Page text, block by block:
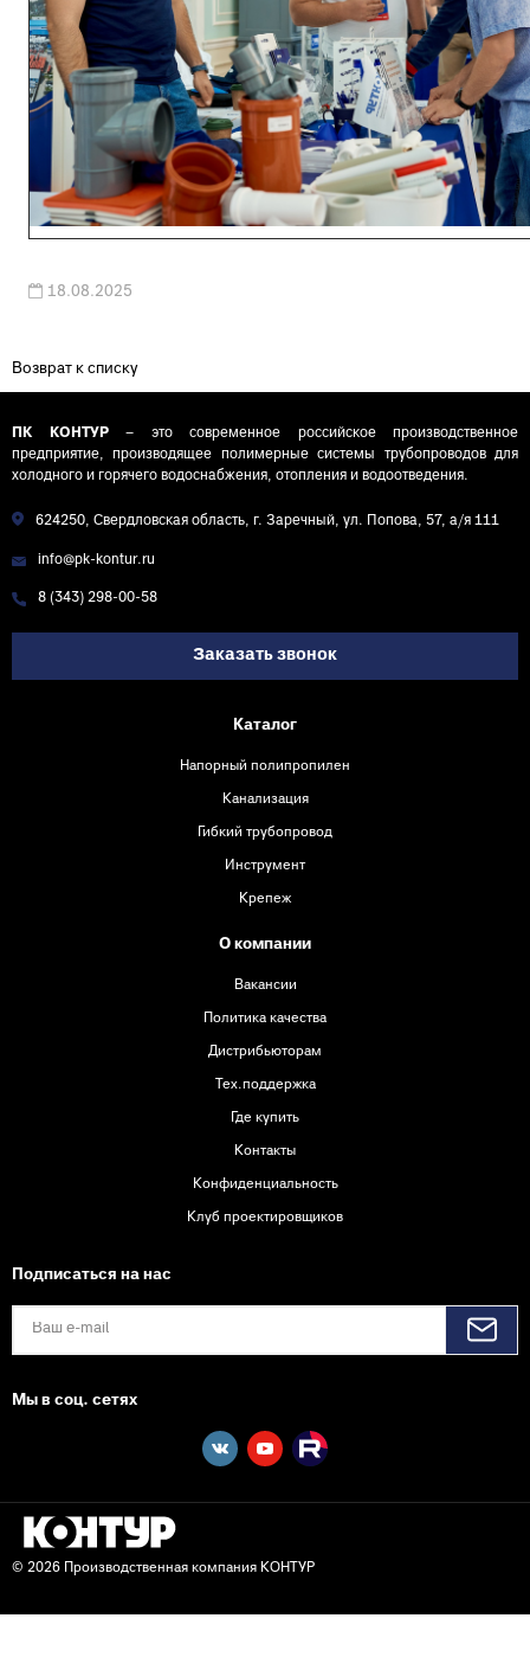
18.08.2025
Возврат к списку
ПК КОНТУР– это современное российское производственное
предприятие, производящее полимерные системы трубопроводов для
холодного и горячего водоснабжения, отопления и водоотведения.
624250, Свердловская область, г. Заречный, ул. Попова, 57, а/я 111
info@pk-kontur.ru
8 (343) 298-00-58
Заказать звонок
Каталог
Напорный полипропилен
Канализация
Гибкий трубопровод
Инструмент
Крепеж
О компании
Вакансии
Политика качества
Дистрибьюторам
Тех.поддержка
Где купить
Контакты
Конфиденциальность
Клуб проектировщиков
Подписаться на нас
Мы в соц. сетях
© 2026 Производственная компания КОНТУР